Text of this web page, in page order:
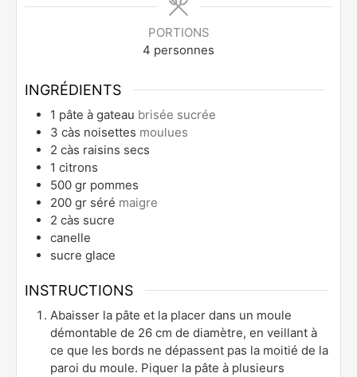
PORTIONS
4 personnes
INGRÉDIENTS
1 pâte à gateau brisée sucrée
3 càs noisettes moulues
2 càs raisins secs
1 citrons
500 gr pommes
200 gr séré maigre
2 càs sucre
canelle
sucre glace
INSTRUCTIONS
Abaisser la pâte et la placer dans un moule
démontable de 26 cm de diamètre, en veillant à
ce que les bords ne dépassent pas la moitié de la
paroi du moule. Piquer la pâte à plusieurs